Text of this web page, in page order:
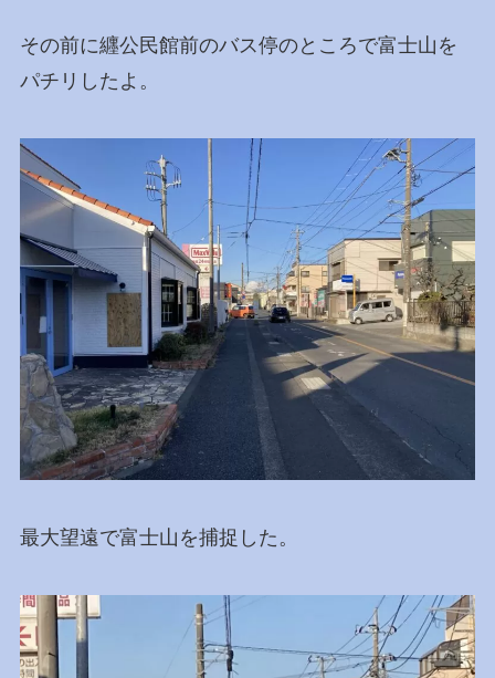
その前に纒公民館前のバス停のところで富士山を
パチリしたよ。
最大望遠で富士山を捕捉した。